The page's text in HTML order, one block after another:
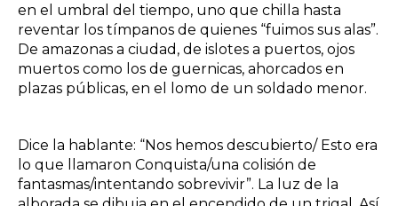
en el umbral del tiempo, uno que chilla hasta
reventar los tímpanos de quienes “fuimos sus alas”.
De amazonas a ciudad, de islotes a puertos, ojos
muertos como los de guernicas, ahorcados en
plazas públicas, en el lomo de un soldado menor.
Dice la hablante: “Nos hemos descubierto/ Esto era
lo que llamaron Conquista/una colisión de
fantasmas/intentando sobrevivir”. La luz de la